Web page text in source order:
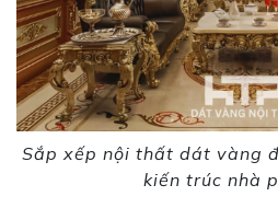
Sắp xếp nội thất dát vàng
kiến trúc nhà